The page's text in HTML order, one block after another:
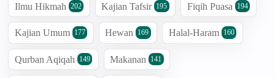
Ilmu Hikmah 202 Kajian Tafsir 195 Fiqih Puasa 194
Kajian Umum 177 Hewan 169 Halal-Haram 160
Qurban Aqiqah 149 Makanan 141